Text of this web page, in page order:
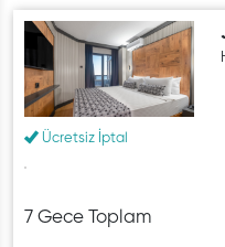
Ücretsiz İptal
7 Gece Toplam